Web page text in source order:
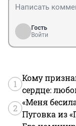
Гость
Войти
1
Кому
сердце:
2
«Меня
Пуговка из